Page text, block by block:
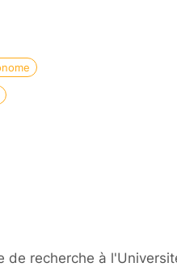
de recherche à